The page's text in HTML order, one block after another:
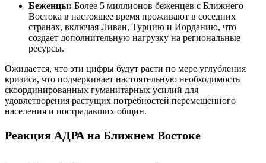
Беженцы: Более 5 миллионов беженцев с Ближнего
Востока в настоящее время проживают в соседних
странах, включая Ливан, Турцию и Иорданию, что
создает дополнительную нагрузку на региональные
ресурсы.
Ожидается, что эти цифры будут расти по мере углубления
кризиса, что подчеркивает настоятельную необходимость
скоординированных гуманитарных усилий для
удовлетворения растущих потребностей перемещенного
населения и пострадавших общин.
Реакция АДРА на Ближнем Востоке